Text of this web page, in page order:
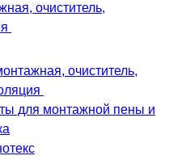
очиститель,
очиститель,
для монтажной пены и